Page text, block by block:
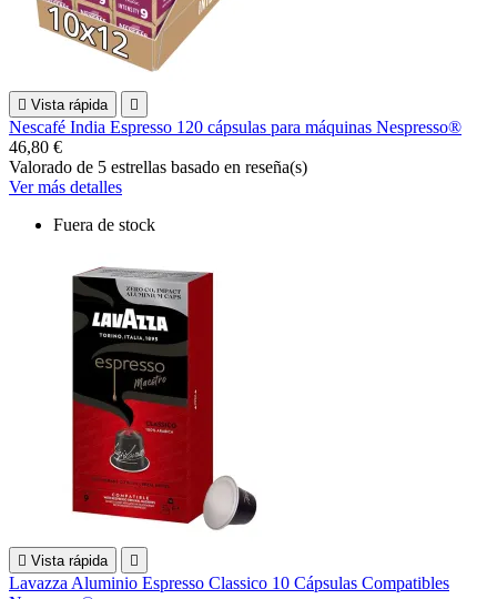
 Vista rápida 
Nescafé India Espresso 120 cápsulas para máquinas Nespresso®
46,80 €
Valorado de 5 estrellas basado en reseña(s)
Ver más detalles
Fuera de stock
 Vista rápida 
Lavazza Aluminio Espresso Classico 10 Cápsulas Compatibles